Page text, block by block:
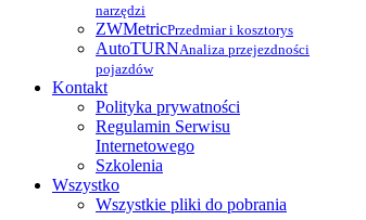
narzędzi
ZWMetricPrzedmiar i kosztorys
AutoTURNAnaliza przejezdności
pojazdów
Kontakt
Polityka prywatności
Regulamin Serwisu
Internetowego
Szkolenia
Wszystko
Wszystkie pliki do pobrania